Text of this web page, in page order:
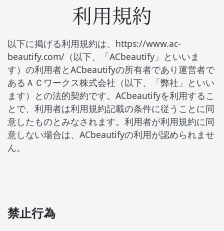
利用規約
以下に掲げる利用規約は、https://www.ac-
beautify.com/（以下、「ACbeautify」といいま
す）の利用者とACbeautifyの所有者であり運営者で
あるＡＣワークス株式会社（以下、「弊社」といい
ます）との法的契約です。 ACbeautifyを利用するこ
とで、利用者は利用規約記載の条件に従うことに同
意したものとみなされます。利用者が利用規約に同
意しない場合は、 ACbeautifyの利用が認められませ
ん。
禁止行為